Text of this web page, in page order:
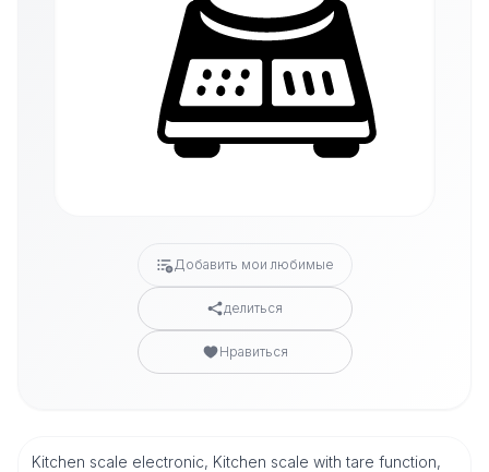
Добавить мои любимые
делиться
Нравиться
Kitchen scale electronic, Kitchen scale with tare function,